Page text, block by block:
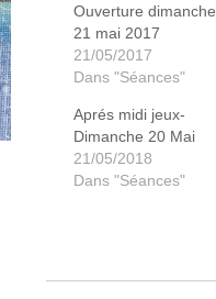
Ouverture dimanche
21 mai 2017
21/05/2017
Dans "Séances"
Aprés midi jeux-
Dimanche 20 Mai
21/05/2018
Dans "Séances"